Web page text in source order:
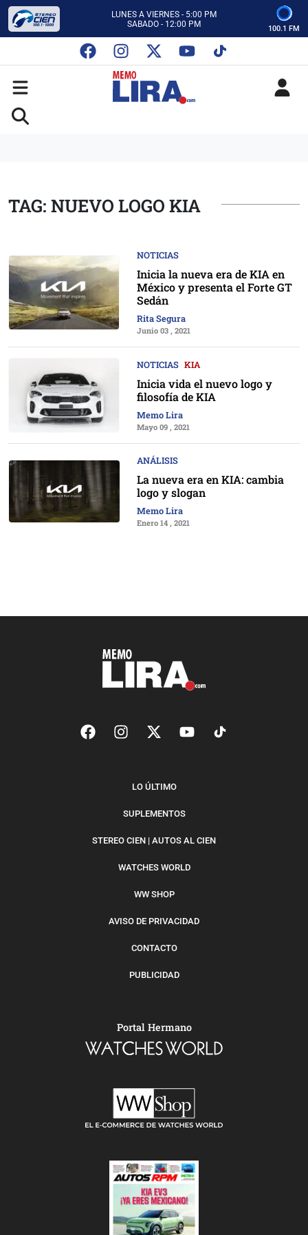
LUNES A VIERNES - 5:00 PM
SABADO - 12:00 PM
CON MEMO LIRA Y SU EQUIPO
LUNES A VIERNES - 5:00 PM
SABADO - 12:00 PM
100.1 FM
TAG: NUEVO LOGO KIA
NOTICIAS
Inicia la nueva era de KIA en
México y presenta el Forte GT
Sedán
Rita Segura
Junio 03 , 2021
NOTICIAS KIA
Inicia vida el nuevo logo y
filosofía de KIA
Memo Lira
Mayo 09 , 2021
ANÁLISIS
La nueva era en KIA: cambia
logo y slogan
Memo Lira
Enero 14 , 2021
LO ÚLTIMO
SUPLEMENTOS
STEREO CIEN | AUTOS AL CIEN
WATCHES WORLD
WW SHOP
AVISO DE PRIVACIDAD
CONTACTO
PUBLICIDAD
Portal Hermano